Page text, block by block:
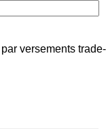
par versements trade-